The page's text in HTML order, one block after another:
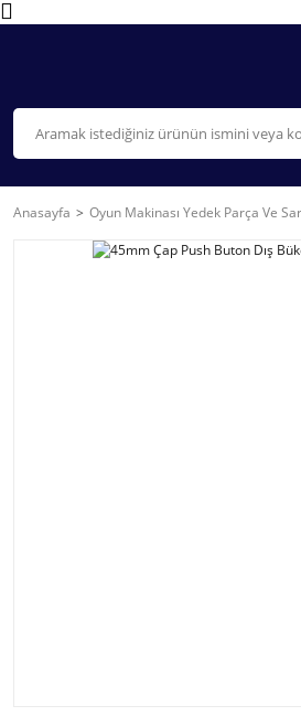
Anasayfa Oyun Makinası Yedek Parça Ve